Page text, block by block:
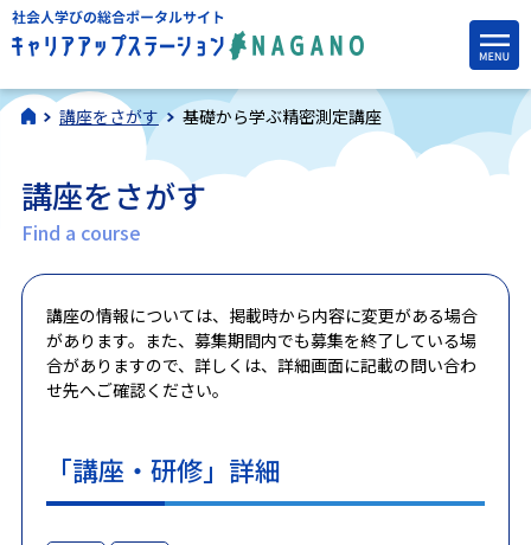
講座をさがす 基礎から学ぶ精密測定講座
講座をさがす
Find a course
講座の情報については、掲載時から内容に変更がある場合
があります。また、募集期間内でも募集を終了している場
合がありますので、詳しくは、詳細画面に記載の問い合わ
せ先へご確認ください。
「講座・研修」詳細